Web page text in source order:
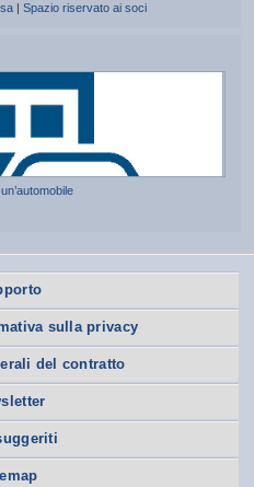
|Spazio riservato ai soci
sulla privacy
del contratto